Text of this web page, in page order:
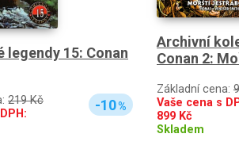
legendy 15: Conan
219 Kč
-10%
Archivní
Conan 2:
Základní cena:
Vaše cena s
899 Kč
Skladem